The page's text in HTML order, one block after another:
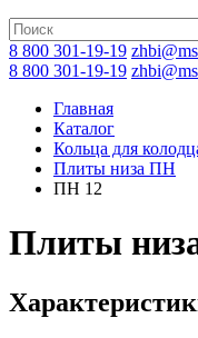
8 800 301-19-19
8 800 301-19-19
Главная
Каталог
Кольца для
Плиты низа ПН
ПН 12
Плиты